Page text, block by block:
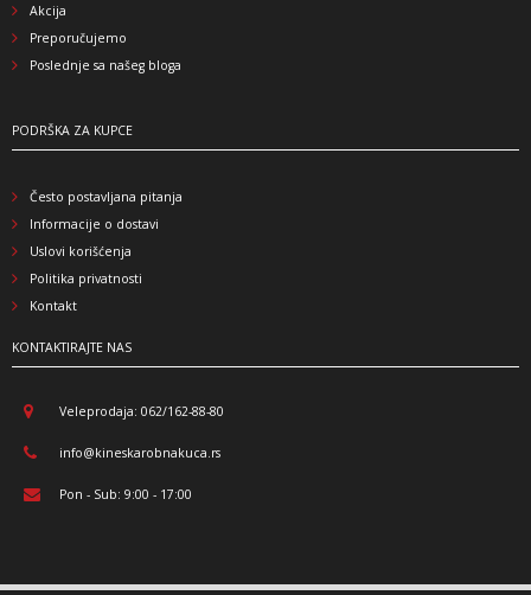
Akcija
Preporučujemo
Poslednje sa našeg bloga
PODRŠKA ZA KUPCE
Često postavljana pitanja
Informacije o dostavi
Uslovi korišćenja
Politika privatnosti
Kontakt
KONTAKTIRAJTE NAS
Veleprodaja: 062/162-88-80
info@kineskarobnakuca.rs
Pon - Sub: 9:00 - 17:00